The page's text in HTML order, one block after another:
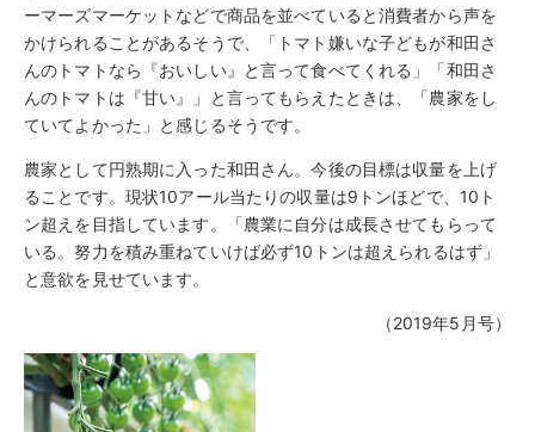
ーマーズマーケットなどで商品を並べていると消費者から声を
かけられることがあるそうで、「トマト嫌いな子どもが和田さ
んのトマトなら『おいしい』と言って食べてくれる」「和田さ
んのトマトは『甘い』」と言ってもらえたときは、「農家をし
ていてよかった」と感じるそうです。
農家として円熟期に入った和田さん。今後の目標は収量を上げ
ることです。現状10アール当たりの収量は9トンほどで、10ト
ン超えを目指しています。「農業に自分は成長させてもらって
いる。努力を積み重ねていけば必ず10トンは超えられるはず」
と意欲を見せています。
（2019年5月号）